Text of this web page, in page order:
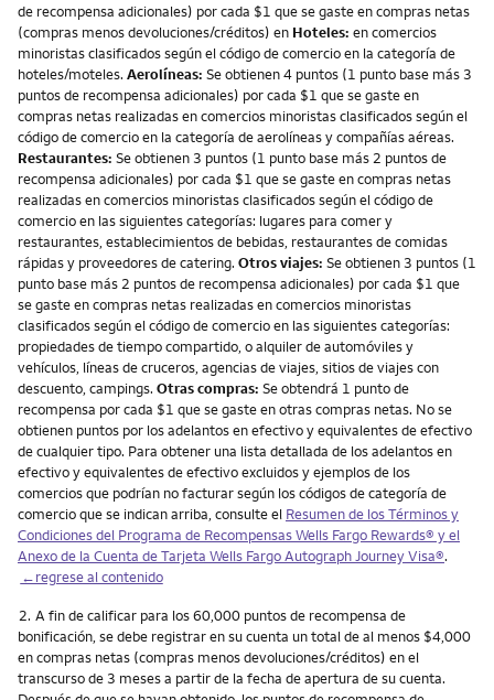
de recompensa adicionales) por cada $1 que se gaste en compras netas
(compras menos devoluciones/créditos) en Hoteles: en comercios
minoristas clasificados según el código de comercio en la categoría de
hoteles/moteles. Aerolíneas: Se obtienen 4 puntos (1 punto base más 3
puntos de recompensa adicionales) por cada $1 que se gaste en
compras netas realizadas en comercios minoristas clasificados según el
código de comercio en la categoría de aerolíneas y compañías aéreas.
Restaurantes: Se obtienen 3 puntos (1 punto base más 2 puntos de
recompensa adicionales) por cada $1 que se gaste en compras netas
realizadas en comercios minoristas clasificados según el código de
comercio en las siguientes categorías: lugares para comer y
restaurantes, establecimientos de bebidas, restaurantes de comidas
rápidas y proveedores de catering. Otros viajes: Se obtienen 3 puntos (1
punto base más 2 puntos de recompensa adicionales) por cada $1 que
se gaste en compras netas realizadas en comercios minoristas
clasificados según el código de comercio en las siguientes categorías:
propiedades de tiempo compartido, o alquiler de automóviles y
vehículos, líneas de cruceros, agencias de viajes, sitios de viajes con
descuento, campings. Otras compras: Se obtendrá 1 punto de
recompensa por cada $1 que se gaste en otras compras netas. No se
obtienen puntos por los adelantos en efectivo y equivalentes de efectivo
de cualquier tipo. Para obtener una lista detallada de los adelantos en
efectivo y equivalentes de efectivo excluidos y ejemplos de los
comercios que podrían no facturar según los códigos de categoría de
comercio que se indican arriba, consulte el Resumen de los Términos y
Condiciones del Programa de Recompensas Wells Fargo Rewards® y el
Anexo de la Cuenta de Tarjeta Wells Fargo Autograph Journey Visa®.
←regrese al contenido
Nota
2. A fin de calificar para los 60,000 puntos de recompensa de
bonificación, se debe registrar en su cuenta un total de al menos $4,000
en compras netas (compras menos devoluciones/créditos) en el
transcurso de 3 meses a partir de la fecha de apertura de su cuenta.